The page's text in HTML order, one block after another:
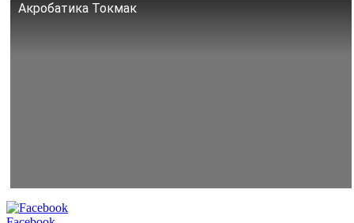
Акробатика Токмак